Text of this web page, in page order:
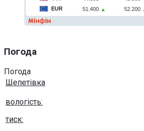
Погода
Погода
Шепетівка
вологість:
тиск: